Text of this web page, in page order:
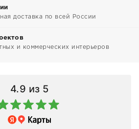
доставка по всей России
и коммерческих интерьеров
4.9 из 5